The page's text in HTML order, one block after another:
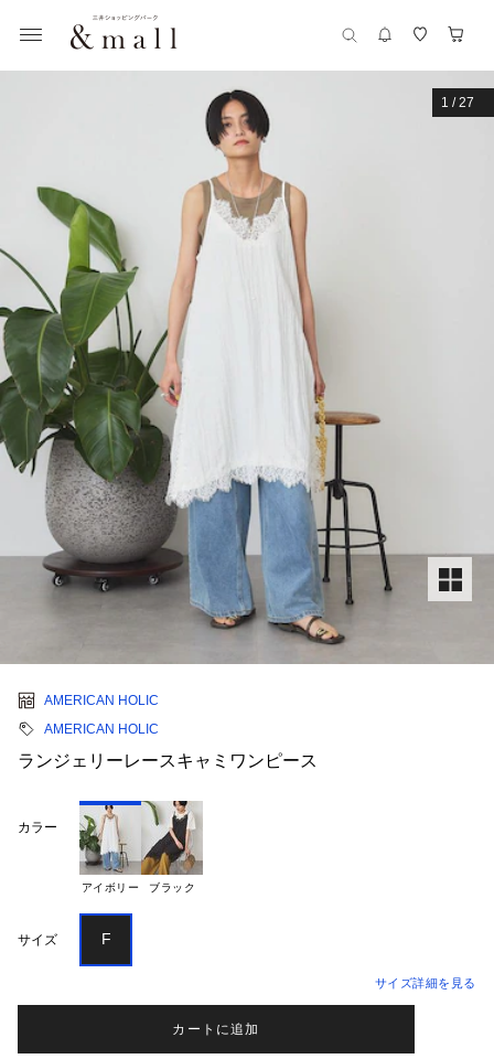
1 /27
AMERICAN HOLIC
AMERICAN HOLIC
ランジェリーレースキャミワンピース
カラー
アイボリー ブラック
サイズ F
サイズ詳細を見る
カートに追加